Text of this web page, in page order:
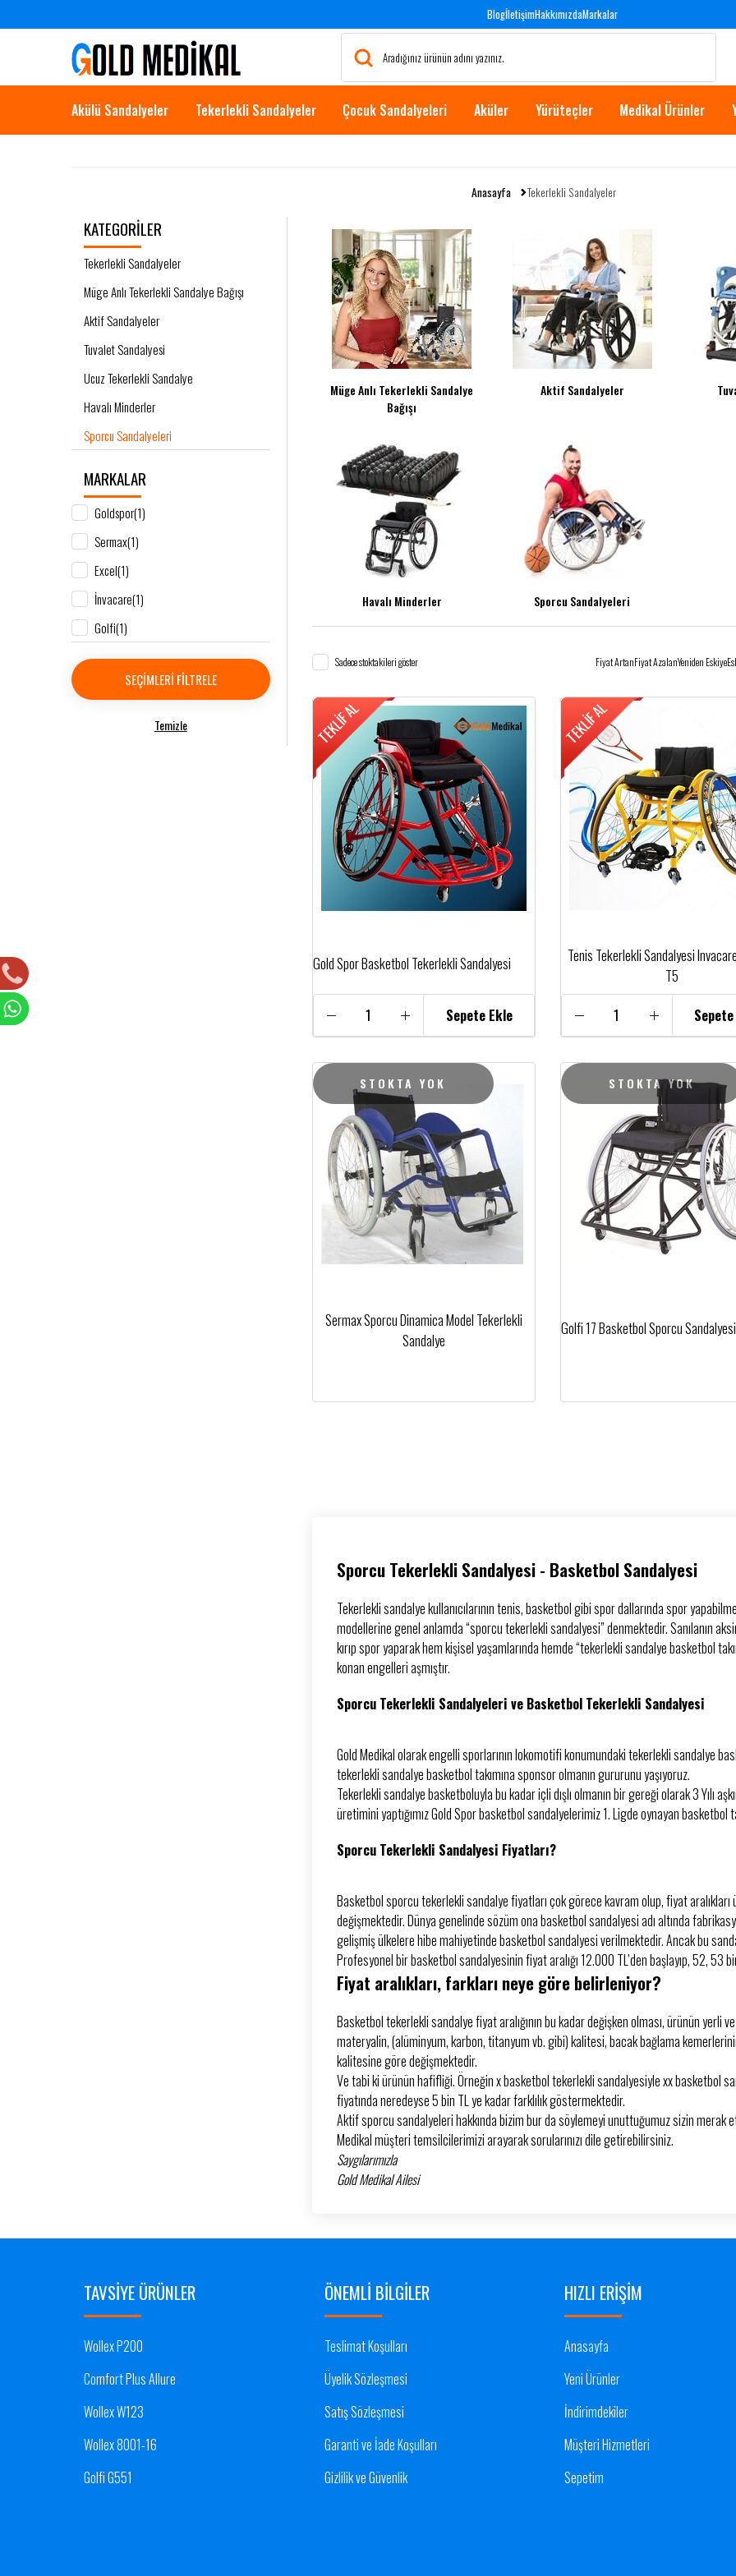
BlogİletişimHakkımızdaMarkalar
Akülü Sandalyeler Tekerlekli Sandalyeler Çocuk Sandalyeleri Aküler Yürüteçler Medikal Ürünler
Anasayfa Tekerlekli Sandalyeler
KATEGORILER
Tekerlekli Sandalyeler
Müge Anlı Tekerlekli Sandalye Bağışı
Aktif Sandalyeler
Tuvalet Sandalyesi
Ucuz Tekerlekli Sandalye
Havalı Minderler
Sporcu Sandalyeleri
MARKALAR
Goldspor(1)
Sermax(1)
Excel(1)
İnvacare(1)
Golfi(1)
SEÇIMLERI FILTRELE
Temizle
Müge Anlı Tekerlekli Sandalye
Bağışı
Aktif Sandalyeler
Havalı Minderler Sporcu Sandalyeleri
Sadece stoktakileri göster Fiyat ArtanFiyat AzalanYeniden Eskiye
TEKLIF AL
Gold Spor Basketbol Tekerlekli Sandalyesi
Sepete Ekle
TEKLIF AL
Tenis Tekerlekli Sandalyesi
T5
STOKTA YOK
Sermax Sporcu Dinamica Model Tekerlekli
Sandalye
STOKTA YOK
Golfi 17 Basketbol Sporcu Sandalyesi
Sporcu Tekerlekli Sandalyesi - Basketbol Sandalyesi
Tekerlekli sandalye kullanıcılarının tenis, basketbol gibi spor dallarında spor
modellerine genel anlamda “sporcu tekerlekli sandalyesi” denmektedir. Sanılanın
kırıp spor yaparak hem kişisel yaşamlarında hemde “tekerlekli sandalye basketbol
konan engelleri aşmıştır.
Sporcu Tekerlekli Sandalyeleri ve Basketbol Tekerlekli Sandalyesi
Gold Medikal olarak engelli sporlarının lokomotifi konumundaki tekerlekli sandalye
tekerlekli sandalye basketbol takımına sponsor olmanın gururunu yaşıyoruz.
Tekerlekli sandalye basketboluyla bu kadar içli dışlı olmanın bir gereği olarak 3 Yılı
üretimini yaptığımız Gold Spor basketbol sandalyelerimiz 1. Ligde oynayan basketbol
Sporcu Tekerlekli Sandalyesi Fiyatları?
Basketbol sporcu tekerlekli sandalye fiyatları çok görece kavram olup, fiyat
değişmektedir. Dünya genelinde sözüm ona basketbol sandalyesi adı altında
gelişmiş ülkelere hibe mahiyetinde basketbol sandalyesi verilmektedir. Ancak bu
Profesyonel bir basketbol sandalyesinin fiyat aralığı 12.000 TL’den başlayıp, 52, 53
Fiyat aralıkları, farkları neye göre belirleniyor?
Basketbol tekerlekli sandalye fiyat aralığının bu kadar değişken olması, ürünün yerli
materyalin, (alüminyum, karbon, titanyum vb. gibi) kalitesi, bacak bağlama
kalitesine göre değişmektedir.
Ve tabi ki ürünün hafifliği. Örneğin x basketbol tekerlekli sandalyesiyle xx basketbol
fiyatında neredeyse 5 bin TL ye kadar farklılık göstermektedir.
Aktif sporcu sandalyeleri hakkında bizim bur da söylemeyi unuttuğumuz sizin merak
Medikal müşteri temsilcilerimizi arayarak sorularınızı dile getirebilirsiniz.
Saygılarımızla
Gold Medikal Ailesi
TAVSIYE ÜRÜNLER
Wollex P200
Comfort Plus Allure
Wollex W123
Wollex 8001-16
Golfi G551
ÖNEMLI BILGILER
Teslimat Koşulları
Üyelik Sözleşmesi
Satış Sözleşmesi
Garanti ve İade Koşulları
Gizlilik ve Güvenlik
HIZLI ERIŞIM
Anasayfa
Yeni Ürünler
İndirimdekiler
Müşteri Hizmetleri
Sepetim